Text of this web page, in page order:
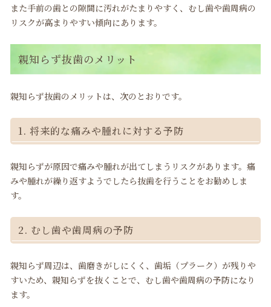
また手前の歯との隙間に汚れがたまりやすく、むし歯や歯周病の
リスクが高まりやすい傾向にあります。
親知らず抜歯のメリット
親知らず抜歯のメリットは、次のとおりです。
1. 将来的な痛みや腫れに対する予防
親知らずが原因で痛みや腫れが出てしまうリスクがあります。痛
みや腫れが繰り返すようでしたら抜歯を行うことをお勧めしま
す。
2. むし歯や歯周病の予防
親知らず周辺は、歯磨きがしにくく、歯垢（プラーク）が残りや
すいため、親知らずを抜くことで、むし歯や歯周病の予防になり
ます。